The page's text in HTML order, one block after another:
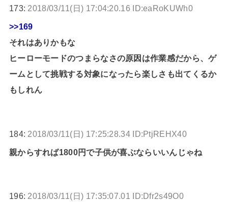
173: 2018/03/11(日) 17:04:20.16 ID:eaRoKUWh0
>>169
それはありかもな
ヒーローモードのつまらなさの原因は作業感だから、ゲ
ームとして挑戦する対象になったら楽しさも出てくるか
もしれん
184: 2018/03/11(日) 17:25:28.34 ID:PtjREHX40
親からすれば1800円で子供が喜ぶならいいんじゃね
196: 2018/03/11(日) 17:35:07.01 ID:Dfr2s49O0